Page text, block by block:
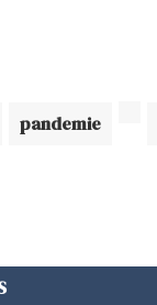
pandemie